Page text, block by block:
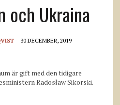
och Ukraina
30 DECEMBER, 2019
är gift med den tidigare
Radosław Sikorski.